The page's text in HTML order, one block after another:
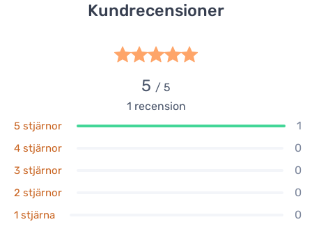
Kundrecensioner
5 / 5
1 recension
5 stjärnor 1
4 stjärnor 0
3 stjärnor 0
2 stjärnor 0
1 stjärna 0